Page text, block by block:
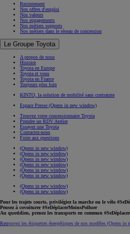
Recrutement
Nos offres d'emploi
Nos valeurs
Nos engagements
Nos métiers supports
Nos métiers dans le réseau de concession
Le Groupe Toyota
A propos de nous
Histoire
Toyota en Europe
Toyota et vous
Toyota en France
Toujours plus loin
KINTO, la solution de mobilité sans contrainte
Espace Presse (Opens in new window)
Trouvez votre concessionnaire Toyota
Prendre un RDV Atelier
Essayez une Toyota
Contactez-nous
Foire aux questions
(Opens in new window)
(Opens in new window)
(Opens in new window)
(Opens in new window)
(Opens in new window)
(Opens in new window)
(Opens in new window)
(Opens in new window)
Pour les trajets courts, privilégiez la marche ou le vélo
Pensez à covoiturer #SeDéplacerMoinsPolluer
Au quotidien, prenez les transports en commun
Retrouvez les étiquettes énergétiques de nos modèles (Opens in